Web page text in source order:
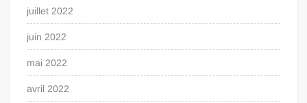
juillet 2022
juin 2022
mai 2022
avril 2022